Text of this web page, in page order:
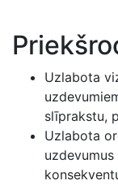
Uzlabota
slīprakstu,
Uzlabota